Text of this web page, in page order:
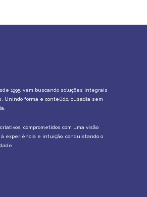
1995, vem buscando soluções integrais
Unindo forma e conteúdo, ousadia sem
comprometidos com uma visão
experiência e intuição, conquistando o